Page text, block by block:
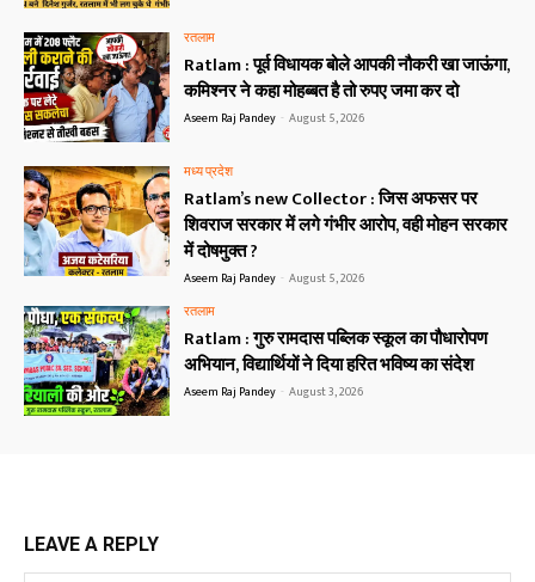
रतलाम
Ratlam : पूर्व विधायक बोले आपकी नौकरी खा जाऊंगा,
कमिश्नर ने कहा मोहब्बत है तो रुपए जमा कर दो
Aseem Raj Pandey - August 5, 2026
मध्य प्रदेश
Ratlam’s new Collector : जिस अफसर पर
शिवराज सरकार में लगे गंभीर आरोप, वही मोहन सरकार
में दोषमुक्त ?
Aseem Raj Pandey - August 5, 2026
रतलाम
Ratlam : गुरु रामदास पब्लिक स्कूल का पौधारोपण
अभियान, विद्यार्थियों ने दिया हरित भविष्य का संदेश
Aseem Raj Pandey - August 3, 2026
LEAVE A REPLY